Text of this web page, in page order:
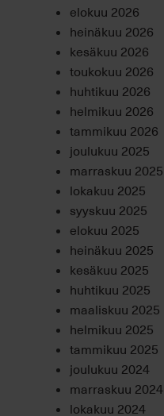
elokuu 2026
heinäkuu 2026
kesäkuu 2026
toukokuu 2026
huhtikuu 2026
helmikuu 2026
tammikuu 2026
joulukuu 2025
marraskuu 2025
lokakuu 2025
syyskuu 2025
elokuu 2025
heinäkuu 2025
kesäkuu 2025
huhtikuu 2025
maaliskuu 2025
helmikuu 2025
tammikuu 2025
joulukuu 2024
marraskuu 2024
lokakuu 2024